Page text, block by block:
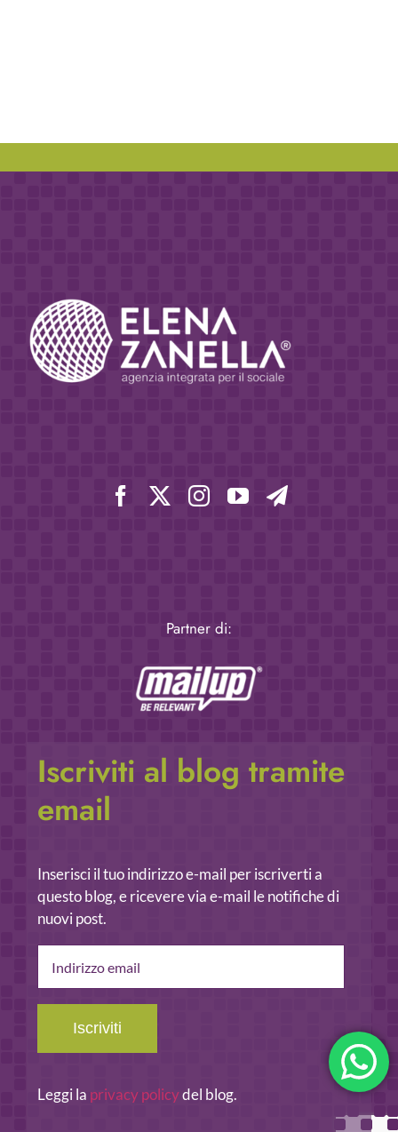
Partner di:
Iscriviti al blog tramite
email
Inserisci il tuo indirizzo e-mail per iscriverti a
questo blog, e ricevere via e-mail le notifiche di
nuovi post.
email
Iscriviti
Leggi la privacy policydel blog.